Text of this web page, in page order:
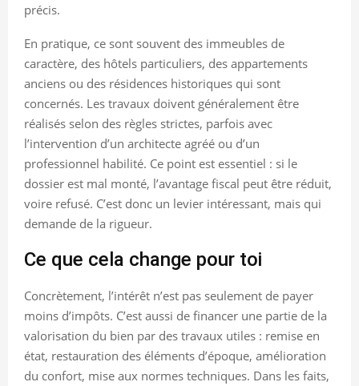
précis.
En pratique, ce sont souvent des immeubles de
caractère, des hôtels particuliers, des appartements
anciens ou des résidences historiques qui sont
concernés. Les travaux doivent généralement être
réalisés selon des règles strictes, parfois avec
l’intervention d’un architecte agréé ou d’un
professionnel habilité. Ce point est essentiel : si le
dossier est mal monté, l’avantage fiscal peut être réduit,
voire refusé. C’est donc un levier intéressant, mais qui
demande de la rigueur.
Ce que cela change pour toi
Concrètement, l’intérêt n’est pas seulement de payer
moins d’impôts. C’est aussi de financer une partie de la
valorisation du bien par des travaux utiles : remise en
état, restauration des éléments d’époque, amélioration
du confort, mise aux normes techniques. Dans les faits,